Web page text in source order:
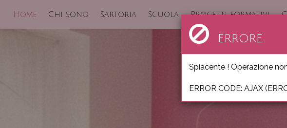
ERRORE
Spiacente ! Operazione
ERROR CODE: AJAX
Home Chi sono Sartoria Scuola Progetti formativi